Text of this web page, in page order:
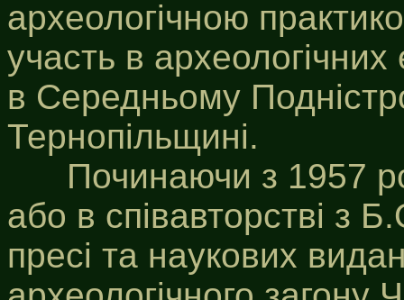
археологічною
участь в археологічних
в Середньому
Тернопільщині.
Починаючи з 1957
або в співавторстві з
пресі та наукових